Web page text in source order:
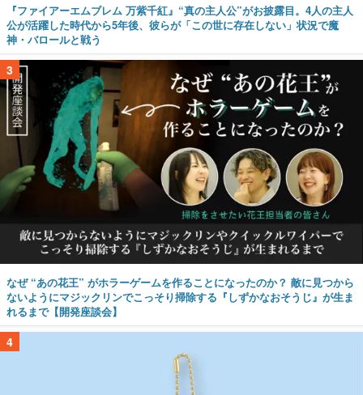
『ファイアーエムブレム 万紫千紅』“真の主人公”がお披露目。4人の主人
公が活躍した時代から5年後、彼らが「この世に存在しない」状況で魔
神・バロールと戦う
3
なぜ “あの花王” がホラーゲームを作ることになったのか？ 敵に見つから
ないようにマジックリンでこっそり掃除する『しずかなおそうじ』が生ま
れるまで【開発座談会】
4